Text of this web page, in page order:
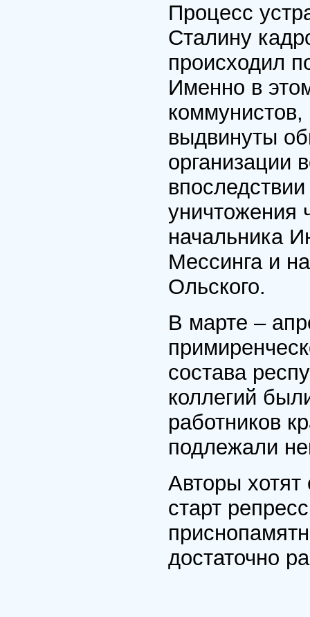
Процесс
Сталину
происходил
Именно в
выдвинуты
уничтожения
начальника
Мессинга и
Ольского.
В марте –
состава
коллегий
работников
подлежали
Авторы
старт
достаточно